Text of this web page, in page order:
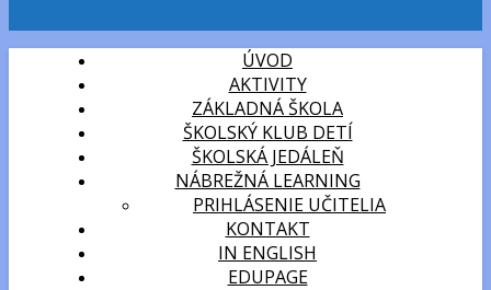
ÚVOD
AKTIVITY
ZÁKLADNÁ ŠKOLA
ŠKOLSKÝ KLUB DETÍ
ŠKOLSKÁ JEDÁLEŇ
NÁBREŽNÁ LEARNING
PRIHLÁSENIE UČITELIA
KONTAKT
IN ENGLISH
EDUPAGE